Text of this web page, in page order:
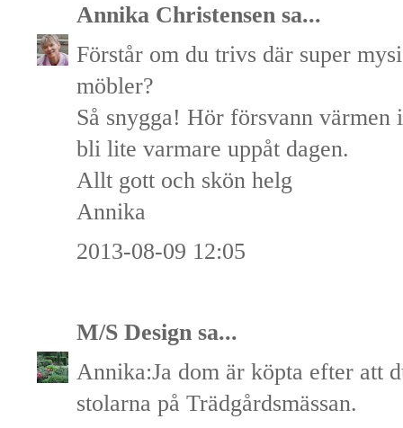
Annika Christensen sa...
Förstår om du trivs där super
möbler?
Så snygga! Hör försvann värmen
bli lite varmare uppåt dagen.
Allt gott och skön helg
Annika
2013-08-09 12:05
M/S Design sa...
Annika:Ja dom är köpta efter att
stolarna på Trädgårdsmässan.